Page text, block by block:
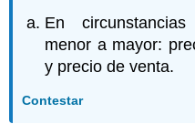
En
menor a mayor:
y precio de venta.
Contestar